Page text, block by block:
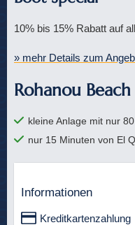
Informationen
Kreditkartenzahlung
10% bis 15% Rabatt auf
» mehr Details zum
Rohanou
kleine Anlage mit nur
nur 15 Minuten von El